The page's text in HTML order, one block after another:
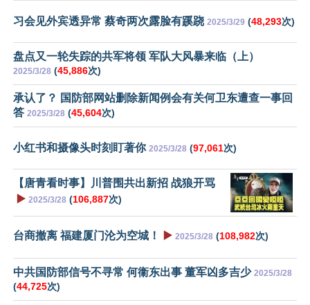
习会见外宾透异常 蔡奇两次露脸有蹊跷 2025/3/29 (48,293次)
盘点又一轮失踪的共军将领 军队大风暴来临（上）
2025/3/28 (45,886次)
承认了？ 国防部网站删除新闻例会有关何卫东遭查一事回
答 2025/3/28 (45,604次)
小红书和摄像头时刻盯著你 2025/3/28 (97,061次)
【唐青看时事】川普围共出新招 战狼开骂
▶️ 2025/3/28 (106,887次)
台商撤离 福建厦门沦为空城！ ▶️ 2025/3/28 (108,982次)
中共国防部信号不寻常 何衞东出事 董军凶多吉少 2025/3/28
(44,725次)